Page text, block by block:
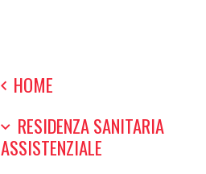
HOME
RESIDENZA SANITARIA
ASSISTENZIALE